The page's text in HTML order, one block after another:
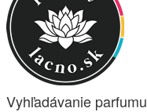
Vyhľadávanie parfumu